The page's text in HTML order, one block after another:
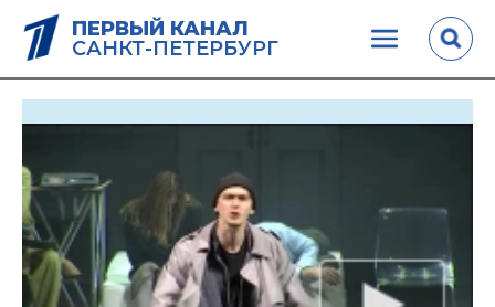
ПЕРВЫЙ КАНАЛ
САНКТ-ПЕТЕРБУРГ